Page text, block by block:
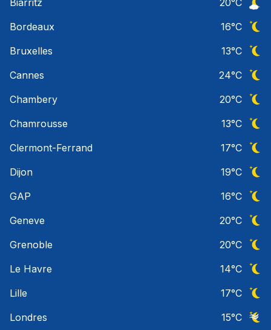
Biarritz
20°C
Bordeaux
16°C
Bruxelles
13°C
Cannes
24°C
Chambery
20°C
Chamrousse
13°C
Clermont-Ferrand
17°C
Dijon
19°C
GAP
16°C
Geneve
20°C
Grenoble
20°C
Le Havre
14°C
Lille
17°C
Londres
15°C